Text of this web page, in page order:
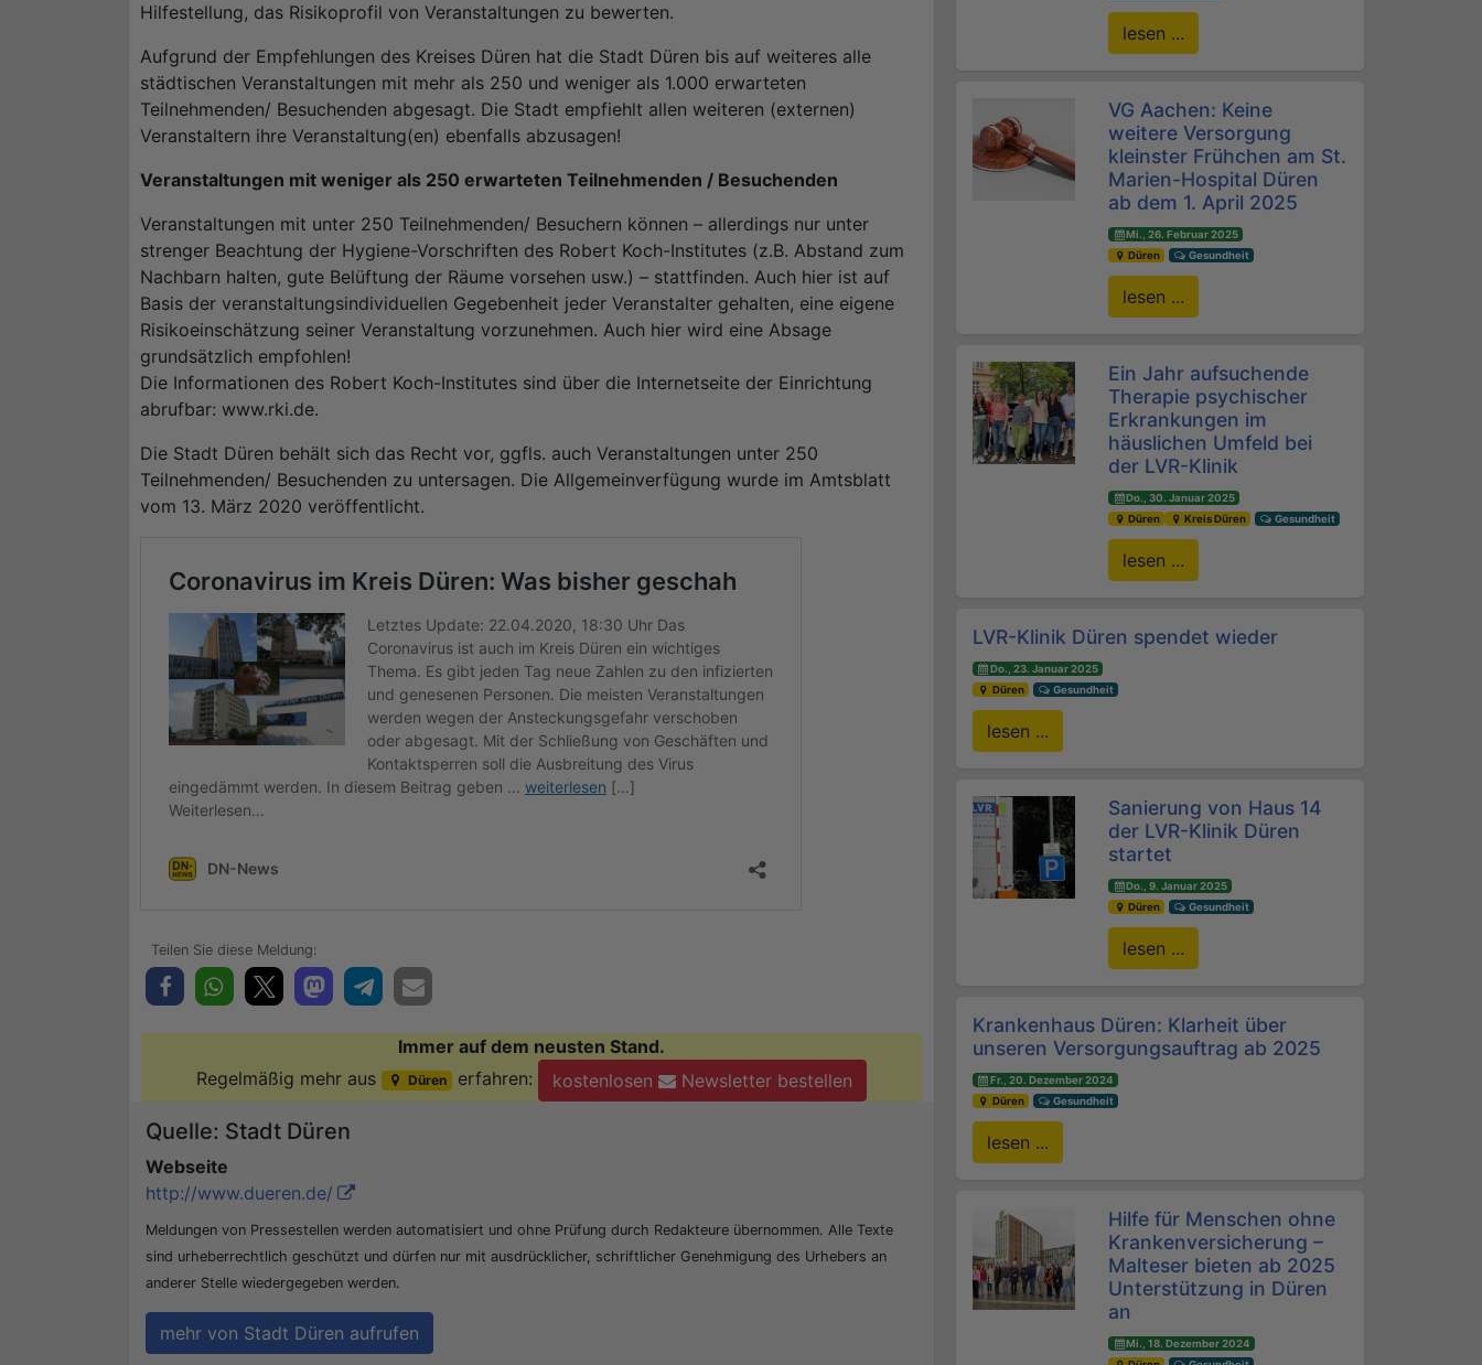
Hilfestellung, das Risikoprofil von Veranstaltungen zu bewerten.
Aufgrund der Empfehlungen des Kreises Düren hat die Stadt Düren bis auf weiteres alle
städtischen Veranstaltungen mit mehr als 250 und weniger als 1.000 erwarteten
Teilnehmenden/ Besuchenden abgesagt. Die Stadt empfiehlt allen weiteren (externen)
Veranstaltern ihre Veranstaltung(en) ebenfalls abzusagen!
Veranstaltungen mit weniger als 250 erwarteten Teilnehmenden / Besuchenden
Veranstaltungen mit unter 250 Teilnehmenden/ Besuchern können – allerdings nur unter
strenger Beachtung der Hygiene-Vorschriften des Robert Koch-Institutes (z.B. Abstand zum
Nachbarn halten, gute Belüftung der Räume vorsehen usw.) – stattfinden. Auch hier ist auf
Basis der veranstaltungsindividuellen Gegebenheit jeder Veranstalter gehalten, eine eigene
Risikoeinschätzung seiner Veranstaltung vorzunehmen. Auch hier wird eine Absage
grundsätzlich empfohlen!
Die Informationen des Robert Koch-Institutes sind über die Internetseite der Einrichtung
abrufbar: www.rki.de.
Die Stadt Düren behält sich das Recht vor, ggfls. auch Veranstaltungen unter 250
Teilnehmenden/ Besuchenden zu untersagen. Die Allgemeinverfügung wurde im Amtsblatt
vom 13. März 2020 veröffentlicht.
Immer auf dem neusten Stand.
Regelmäßig mehr aus
Düren erfahren: kostenlosen Newsletter bestellen
Quelle: Stadt Düren
Webseite
http://www.dueren.de/
Meldungen von Pressestellen werden automatisiert und ohne Prüfung durch Redakteure übernommen. Alle Texte
sind urheberrechtlich geschützt und dürfen nur mit ausdrücklicher, schriftlicher Genehmigung des Urhebers an
anderer Stelle wiedergegeben werden.
mehr von Stadt Düren aufrufen
lesen ...
VG Aachen: Keine
weitere Versorgung
kleinster Frühchen am St.
Marien-Hospital Düren
ab dem 1. April 2025
Mi., 26. Februar 2025
Düren
Gesundheit
lesen ...
Ein Jahr aufsuchende
Therapie psychischer
Erkrankungen im
häuslichen Umfeld bei
der LVR-Klinik
Do., 30. Januar 2025
Düren
Kreis Düren Gesundheit
lesen ...
LVR-Klinik Düren spendet wieder
Do., 23. Januar 2025
Düren
Gesundheit
lesen ...
Sanierung von Haus 14
der LVR-Klinik Düren
startet
Do., 9. Januar 2025
Düren
Gesundheit
lesen ...
Krankenhaus Düren: Klarheit über
unseren Versorgungsauftrag ab 2025
Fr., 20. Dezember 2024
Düren
Gesundheit
lesen ...
Hilfe für Menschen ohne
Krankenversicherung –
Malteser bieten ab 2025
Unterstützung in Düren
an
Mi., 18. Dezember 2024